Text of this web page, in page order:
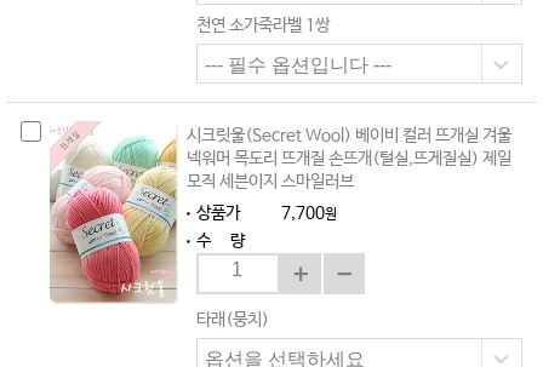
천연 소가죽라벨 1쌍
시크릿울(Secret Wool) 베이비 컬러 뜨개실 겨울
넥워머 목도리 뜨개질 손뜨개(털실,뜨게질실) 제일
모직 세븐이지 스마일러브
상품가
7,700원
수 량
타래(뭉치)